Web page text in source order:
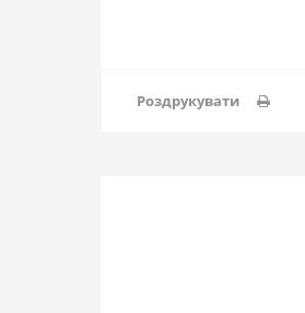
Роздрукувати